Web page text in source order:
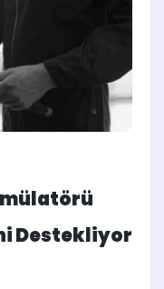
Destekliyor